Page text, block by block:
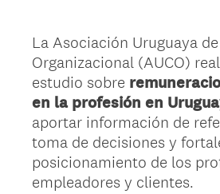
La Asociación Uruguaya
Organizacional (AUCO)
estudio sobre
en la profesión en
aportar información de
toma de decisiones y
posicionamiento de los
empleadores y clientes.